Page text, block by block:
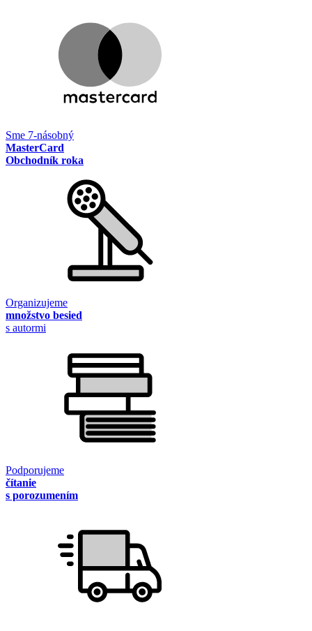
Sme 7-násobný
MasterCard
Obchodník roka
Organizujeme
množstvo besied
s autormi
Podporujeme
čítanie
s porozumením